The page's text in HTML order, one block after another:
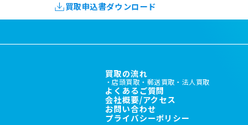
買取申込書ダウンロード
買取の流れ
店頭買取 郵送買取 法人買取
よくあるご質問
会社概要/アクセス
お問い合わせ
プライバシーポリシー